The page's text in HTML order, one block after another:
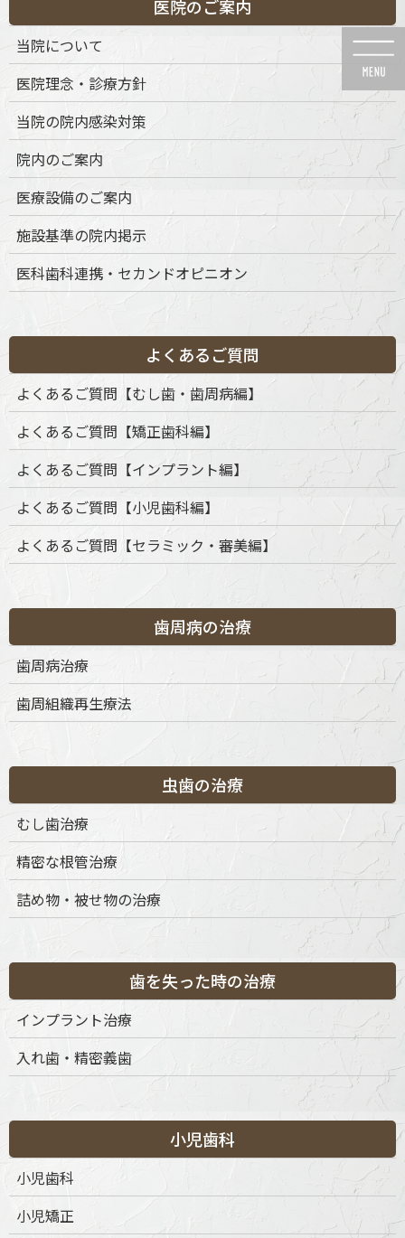
ン
ン
に
動
ビ
ー
ョ
に
動未承認医薬品等の明示
HOME 未承認医薬品等の明示
未承認医薬品の明示（薬機法）
インビザラインについて
当院で提供している「インビザライン（Invisalign）」は、ア
メリカのアライン・テクノロジー社が開発・製造するマウスピ
ース型矯正装置です。
この装置は日本国内において薬機法上の承認を受けていない
「未承認医療機器」に該当します。
国内での承認状況
インビザラインは、日本の厚生労働省が承認する医療機器とし
ては登録されていません。そのため、日本国内での製造販売承
認を受けた医療機器ではなく、輸入によって提供されていま
す。
当院では、患者さまの同意のもと、個別に輸入手続きを行い提
供しています。
入手経路について
インビザラインは、アメリカ・アライン・テクノロジー社よ
り、国内の指定輸入代理店を通じて輸入されます。治療に必要
なマウスピースは、患者さま個別の歯型データに基づいて海外
で製作され、日本に配送されます。
国内の類似医療機器について
日本国内では、薬機法に基づき承認されたマウスピース型矯正
装置として、クリアアライナーやアソアライナーなどが存在し
ます。これらは国内メーカーによる承認済み製品ですが、イン
ビザラインとは製作方法・治療システム・適応範囲が異なりま
諸外国での承認状況
インビザラインは、アメリカ食品医薬品局（FDA）をはじめ、
ヨーロッパ、オーストラリア、カナダなど、多くの国や地域で
医療機器として認可されています。
医院のご案内
当院について
医院理念・診療方針
当院の院内感染対策
院内のご案内
医療設備のご案内
施設基準の院内掲示
医科歯科連携・セカンドオピニオン
よくあるご質問
よくあるご質問【むし歯・歯周病編】
よくあるご質問【矯正歯科編】
よくあるご質問【インプラント編】
よくあるご質問【小児歯科編】
よくあるご質問【セラミック・審美編】
歯周病の治療
歯周病治療
歯周組織再生療法
虫歯の治療
むし歯治療
精密な根管治療
詰め物・被せ物の治療
歯を失った時の治療
インプラント治療
入れ歯・精密義歯
小児歯科
小児歯科
小児矯正